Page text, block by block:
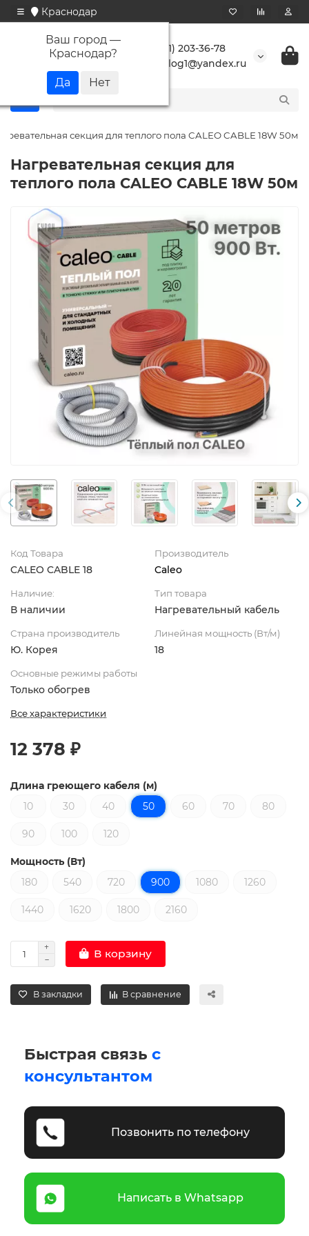
Краснодар
Ваш город —
Краснодар?
+7 (861) 203-36-78
buranlog1@yandex.ru
секция для теплого пола CALEO CABLE 18W 50м
Нагревательная секция для
теплого пола CALEO CABLE 18W 50м
Код Товара
CALEO CABLE 18
Производитель
Caleo
Наличие:
В наличии
Тип товара
Нагревательный кабель
Страна производитель
Ю. Корея
Линейная мощность (Вт/м)
18
Основные режимы работы
Только обогрев
Все характеристики
12 378 ₽
Длина греющего кабеля (м)
10
30 40 50 60 70 80
90 100 120
Мощность (Вт)
180
540 720 900 1080 1260
1440 1620 1800 2160
В корзину
В закладки В сравнение
Быстрая связь с
консультантом
Позвонить по телефону
Написать в Whatsapp